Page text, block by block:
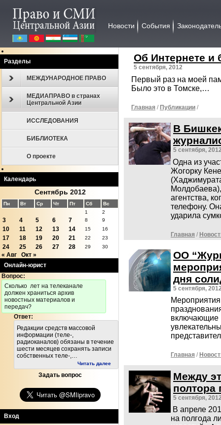
Новости События
Разделы
МЕЖДУНАРОДНОЕ ПРАВО
МЕДИАПРАВО в странах
Центральной Азии
ИССЛЕДОВАНИЯ
БИБЛИОТЕКА
О проекте
Календарь
Сентябрь 2012
Пн Вт Ср Чт Пт Сб
Вс
1
2
3 4 5 6 7 8 9
10 11 12 13 14 15 16
17 18 19 20 21 22 23
24 25 26 27 28 29 30
« Авг
Окт »
Онлайн-юрист
Вопрос:
Cколько лет на телеканале
должен храниться архив
новостных материалов и
передач?
Ответ:
Редакции средств массовой
информации (теле-,
радиоканалов) обязаны в течение
шести месяцев сохранять записи
собственных теле-,…
Читать далее
Задать вопрос
Вход
Об Интернете
5 сентября, 2012
Первый раз на моей
Было это в Томске,…
Главная /Публикации /
В
5 сентября,
Одна из
Жогорку
агентства,
телефону.
ударила
Главная /
ОО
дня
5 сентября,
включающие
Главная /
Между
полтора
5 сентября,
В апреле
на полгода